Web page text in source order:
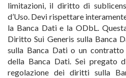
limitazioni, il diritto di
d’Uso. Devi rispettare
la Banca Dati e la ODbL.
Diritto Sui Generis sulla Banca
sulla Banca Dati o un
della Banca Dati. Sei pregato
regolazione dei diritti sulla